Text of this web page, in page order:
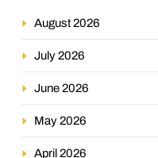
August 2026
July 2026
June 2026
May 2026
April 2026